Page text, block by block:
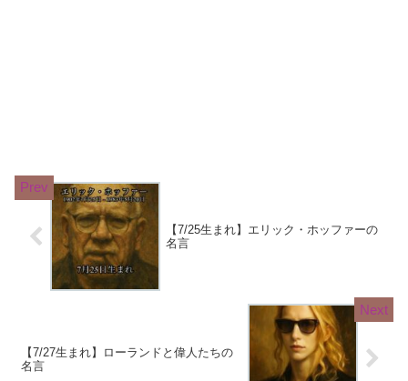
【7/25生まれ】エリック・ホッファーの
名言
【7/27生まれ】ローランドと偉人たちの
名言